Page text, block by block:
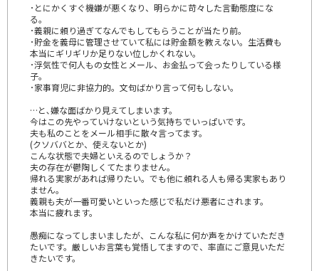
･とにかくすぐ機嫌が悪くなり、明らかに苛々した言動態度にな
る。
･義親に頼り過ぎてなんでもしてもらうことが当たり前。
･貯金を義母に管理させていて私には貯金額を教えない。生活費も
本当にギリギリか足りない位しかくれない。
･浮気性で何人もの女性とメール、お金払って会ったりしている様
子。
･家事育児に非協力的。文句ばかり言って何もしない。
…と､嫌な面ばかり見えてしまいます。
今はこの先やっていけないという気持ちでいっぱいです。
夫も私のことをメール相手に散々言ってます。
(クソババとか、使えないとか)
こんな状態で夫婦といえるのでしょうか？
夫の存在が鬱陶しくてたまりません。
帰れる実家があれば帰りたい。でも他に頼れる人も帰る実家もあり
ません。
義親も夫が一番可愛いといった感じで私だけ悪者にされます。
本当に疲れます。
愚痴になってしまいましたが、こんな私に何か声をかけていただき
たいです。厳しいお言葉も覚悟してますので、率直にご意見いただ
きたいです。